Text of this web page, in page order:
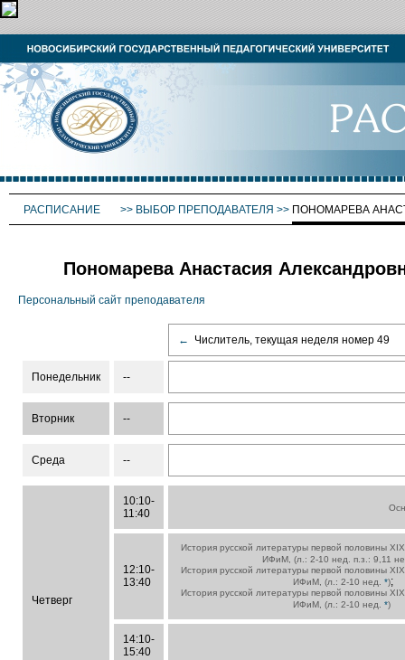
РАСПИСАНИЕ >> ВЫБОР ПРЕПОДАВАТЕЛЯ >> ПОНОМАРЕВА
Пономарева Анастасия
Персональный сайт преподавателя
← Числитель, текущая неделя номер 49
Понедельник --
Вторник --
Среда --
Четверг
10:10-
11:40
12:10-
13:40
История русской литературы первой половины
ИФиМ, (л.: 2-10 нед. п.з.: 9,11
История русской литературы первой половины
ИФиМ, (л.: 2-10 нед.*);
История русской литературы первой половины
ИФиМ, (л.: 2-10 нед.*)
14:10-
15:40